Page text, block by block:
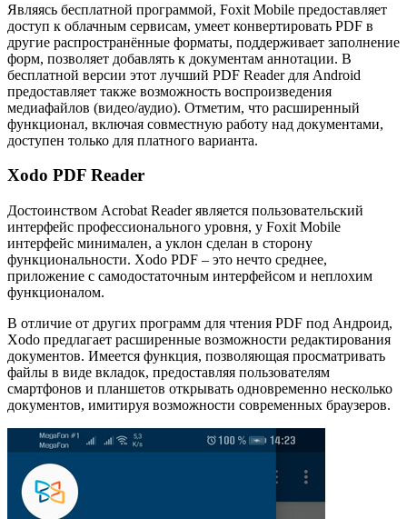
Являясь бесплатной программой, Foxit Mobile предоставляет
доступ к облачным сервисам, умеет конвертировать PDF в
другие распространённые форматы, поддерживает заполнение
форм, позволяет добавлять к документам аннотации. В
бесплатной версии этот лучший PDF Reader для Android
предоставляет также возможность воспроизведения
медиафайлов (видео/аудио). Отметим, что расширенный
функционал, включая совместную работу над документами,
доступен только для платного варианта.
Xodo PDF Reader
Достоинством Acrobat Reader является пользовательский
интерфейс профессионального уровня, у Foxit Mobile
интерфейс минимален, а уклон сделан в сторону
функциональности. Xodo PDF – это нечто среднее,
приложение с самодостаточным интерфейсом и неплохим
функционалом.
В отличие от других программ для чтения PDF под Андроид,
Xodo предлагает расширенные возможности редактирования
документов. Имеется функция, позволяющая просматривать
файлы в виде вкладок, предоставляя пользователям
смартфонов и планшетов открывать одновременно несколько
документов, имитируя возможности современных браузеров.